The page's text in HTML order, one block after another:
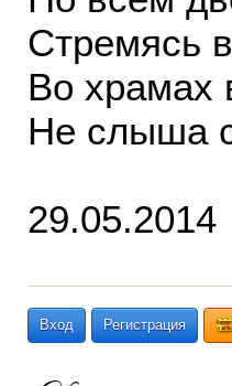
Стремясь
Во храмах
Не слыша
29.05.2014
Вход Регистрация